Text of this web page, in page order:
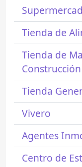
Tienda de
Tienda de
Construcción
Tienda
Vivero
Agentes
Centro de